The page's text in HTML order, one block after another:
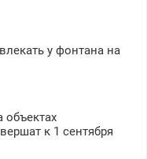
у фонтана на
к 1 сентября